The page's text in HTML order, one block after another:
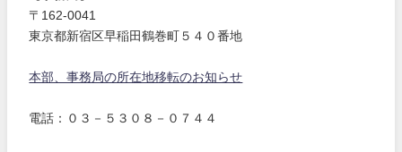
〒162-0041
東京都新宿区早稲田鶴巻町５４０番地
本部、事務局の所在地移転のお知らせ
電話：０３－５３０８－０７４４